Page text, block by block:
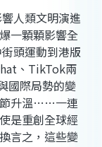
人類文明演進
一顆顆影響全
頭運動到港版
、TikTok兩
國際局勢的變
節升溫……一連
是重創全球經
言之，這些變